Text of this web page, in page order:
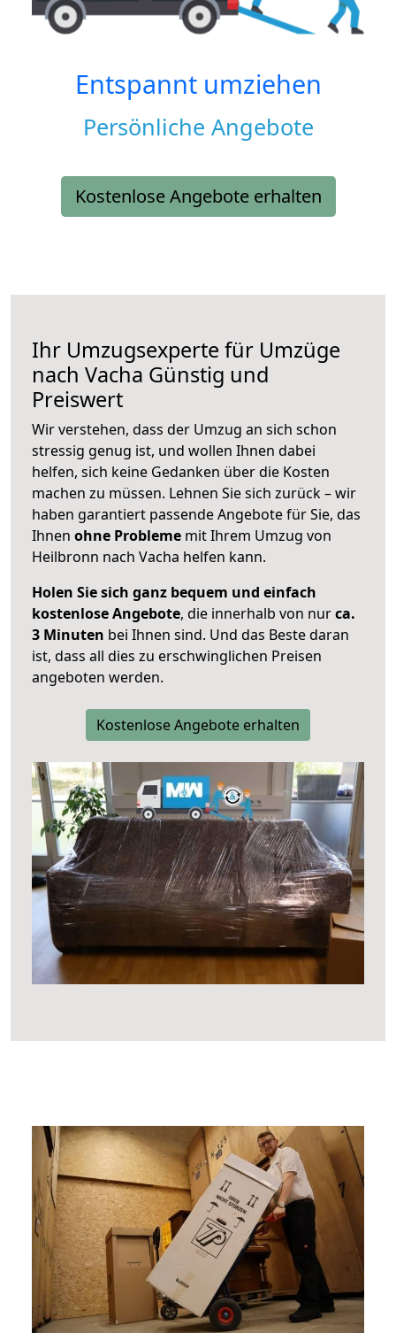
Entspannt umziehen
Persönliche Angebote
Kostenlose Angebote erhalten
Ihr Umzugsexperte für Umzüge
nach Vacha Günstig und
Preiswert
Wir verstehen, dass der Umzug an sich schon
stressig genug ist, und wollen Ihnen dabei
helfen, sich keine Gedanken über die Kosten
machen zu müssen. Lehnen Sie sich zurück – wir
haben garantiert passende Angebote für Sie, das
Ihnen ohne Probleme mit Ihrem Umzug von
Heilbronn nach Vacha helfen kann.
Holen Sie sich ganz bequem und einfach
kostenlose Angebote, die innerhalb von nurca.
3 Minuten bei Ihnen sind. Und das Beste daran
ist, dass all dies zu erschwinglichen Preisen
angeboten werden.
Kostenlose Angebote erhalten